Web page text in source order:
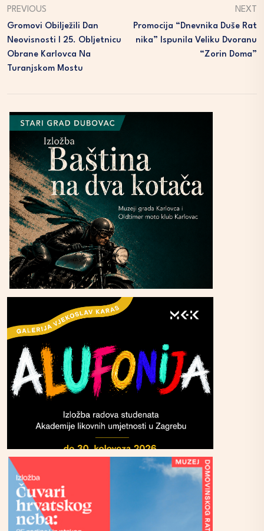
PREVIOUS
Gromovi Obilježili Dan
Neovisnosti I 25. Obljetnicu
Obrane Karlovca Na
Turanjskom Mostu
NEXT
Promocija “Dnevnika Duše Rat
Nika” Ispunila Veliku Dvoranu
“Zorin Doma”